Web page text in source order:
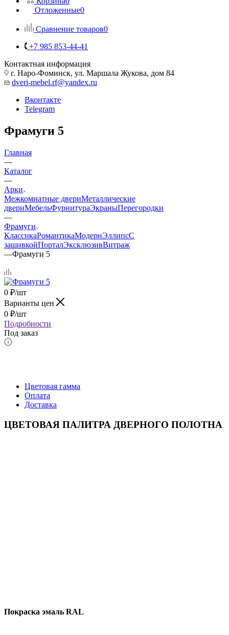
Отложенные0
Сравнение товаров0
+7 985 853-44-41
Контактная информация
г. Наро-Фоминск, ул. Маршала Жукова, дом 84
dveri-mebel.rf@yandex.ru
Вконтакте
Telegram
Фрамуги 5
Главная
—
Каталог
—
Арки
Межкомнатные двериМеталлические
двериМебельФурнитураЭкраныПерегородки
—
Фрамуги
КлассикаРомантикаМодернЭллипсС
зашивкойПорталЭксклюзивВитраж
—Фрамуги 5
0 ₽/шт
Варианты цен
0 ₽/шт
Подробности
Под заказ
Цветовая гамма
Оплата
Доставка
ЦВЕТОВАЯ ПАЛИТРА ДВЕРНОГО ПОЛОТНА
Покраска эмаль RAL